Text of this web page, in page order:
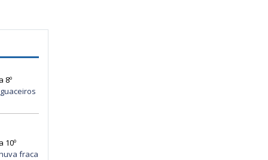
8º
10º
fraca